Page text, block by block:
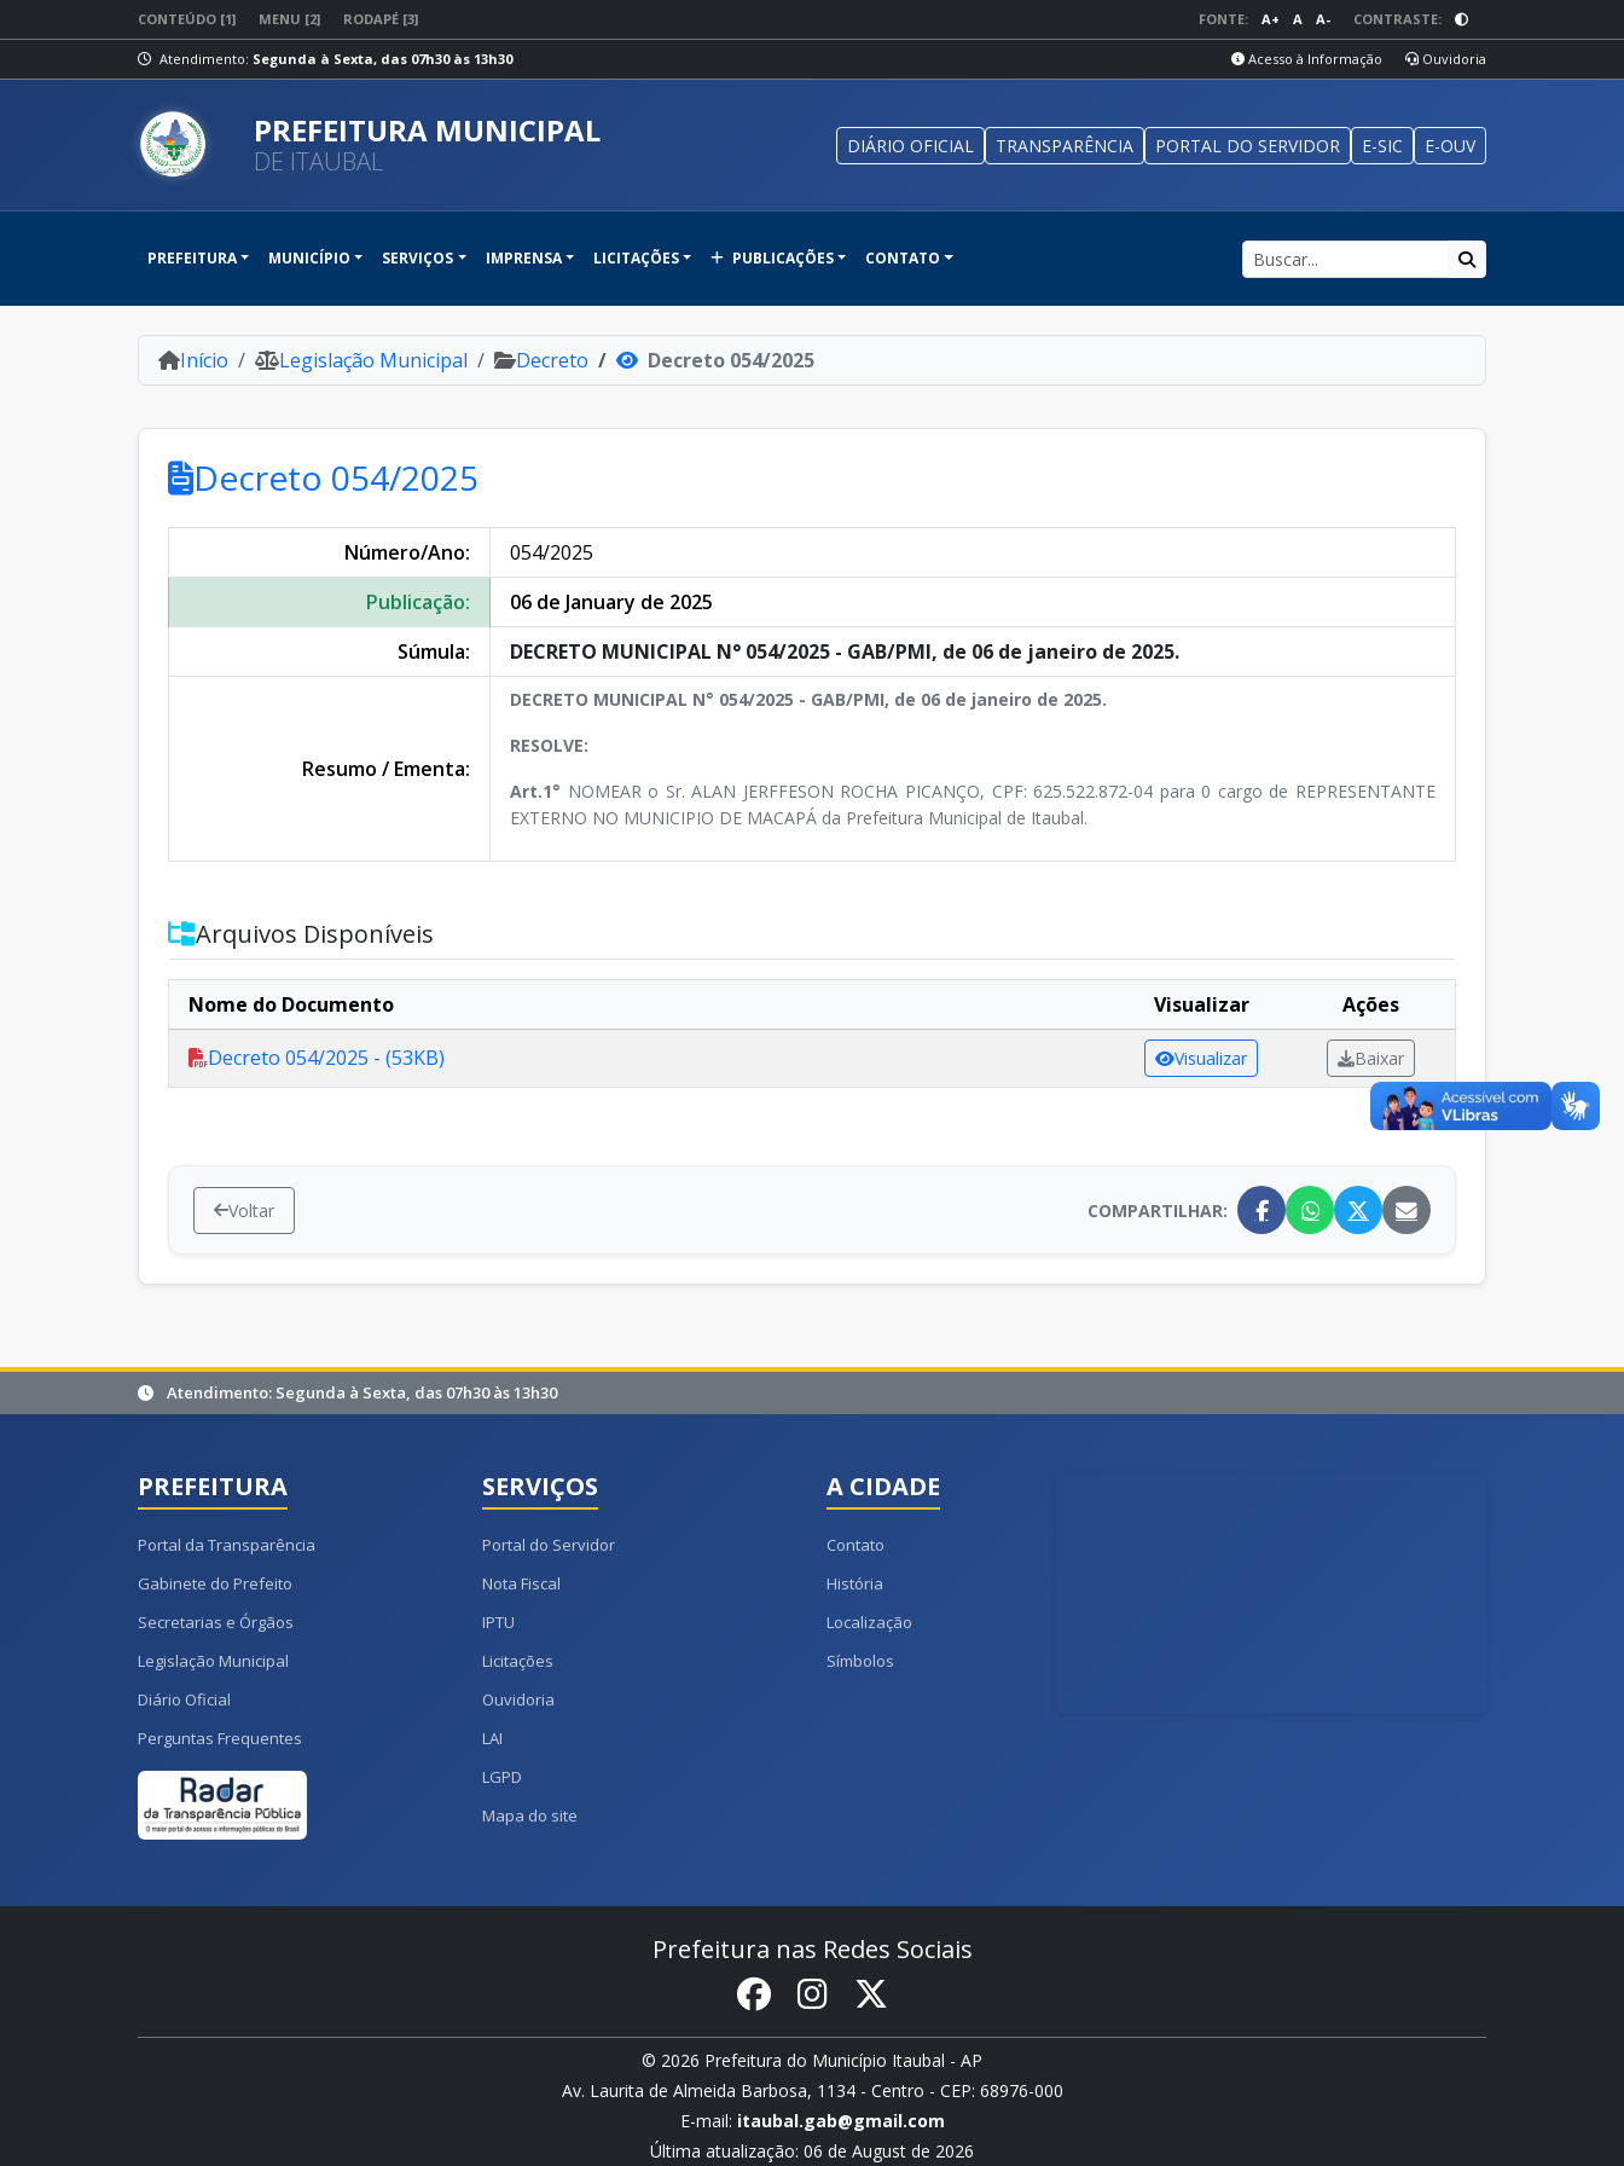
CONTEÚDO [1] MENU [2] RODAPÉ [3] FONTE: A+ A A- CONTRASTE:
Atendimento: Segunda à Sexta, das 07h30 às 13h30 Acesso à Informação Ouvidoria
PREFEITURA MUNICIPAL
DE ITAUBAL DIÁRIO OFICIAL TRANSPARÊNCIA PORTAL DO SERVIDOR E-SIC E-OUV
PREFEITURA MUNICÍPIO SERVIÇOS IMPRENSA LICITAÇÕES PUBLICAÇÕES CONTATO
Início Legislação Municipal Decreto Decreto 054/2025
Decreto 054/2025
Número/Ano:
054/2025
Publicação:
06 de January de 2025
Súmula:
DECRETO MUNICIPAL N° 054/2025 - GAB/PMI, de 06 de janeiro de 2025.
Resumo / Ementa:
DECRETO MUNICIPAL N° 054/2025 - GAB/PMI, de 06 de janeiro de 2025.
RESOLVE:
Art.1° NOMEAR o Sr. ALAN JERFFESON ROCHA PICANÇO, CPF: 625.522.872-04 para 0 cargo de REPRESENTANTE
EXTERNO NO MUNICIPIO DE MACAPÁ da Prefeitura Municipal de Itaubal.
Arquivos Disponíveis
Nome do Documento Visualizar
Ações
Decreto 054/2025 - (53KB)
Visualizar Baixar
Voltar COMPARTILHAR:
Atendimento: Segunda à Sexta, das 07h30 às 13h30
PREFEITURA
Portal da Transparência
Gabinete do Prefeito
Secretarias e Órgãos
Legislação Municipal
Diário Oficial
Perguntas Frequentes
SERVIÇOS
Portal do Servidor
Nota Fiscal
IPTU
Licitações
Ouvidoria
LAI
LGPD
Mapa do site
A CIDADE
Contato
História
Localização
Símbolos
Prefeitura nas Redes Sociais
© 2026 Prefeitura do Município Itaubal - AP
Av. Laurita de Almeida Barbosa, 1134 - Centro - CEP: 68976-000
E-mail: itaubal.gab@gmail.com
Última atualização: 06 de August de 2026